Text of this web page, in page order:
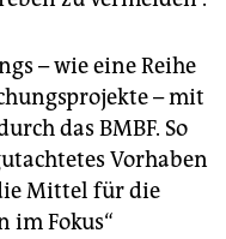
– wie eine Reihe
– mit
das BMBF. So
Vorhaben
Mittel für die
im Fokus“